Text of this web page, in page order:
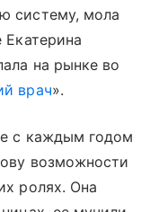
систему, мола
на рынке во
врач».
с каждым годом
возможности
ролях. Она